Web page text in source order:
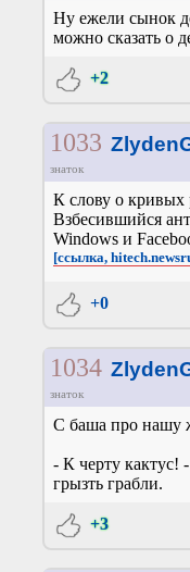
Ну ежели сынок
можно сказать о
+2
1033
знаток
К слову о кривых
Взбесившийся
Windows и
[ссылка,
+0
1034
знаток
С баша про нашу
- К черту кактус!
грызть грабли.
+3